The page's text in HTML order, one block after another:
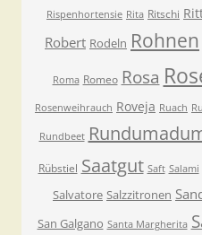
Rispenhortensie Rita Ritschi
Robert Rodeln Rohnen
Roma Romeo Rosa
Rosenweihrauch Roveja Ruach
Rundbeet
Rübstiel Saatgut Saft Salami
Salvatore Salzzitronen
San Galgano Santa Margherita